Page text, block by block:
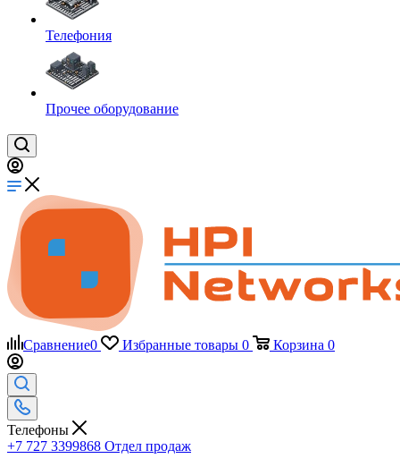
Телефония
Прочее оборудование
Сравнение0 Избранные товары 0 Корзина 0
Телефоны
+7 727 3399868 Отдел продаж